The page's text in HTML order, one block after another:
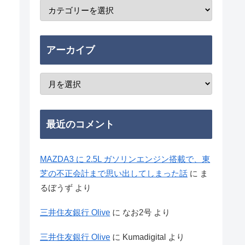
アーカイブ
最近のコメント
MAZDA3 に 2.5L ガソリンエンジン搭載で、東
芝の不正会計まで思い出してしまった話 に ま
るぼうず より
三井住友銀行 Olive に なお2号 より
三井住友銀行 Olive に Kumadigital より